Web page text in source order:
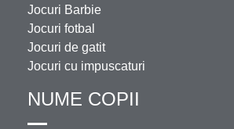
Jocuri Barbie
Jocuri fotbal
Jocuri de gatit
Jocuri cu impuscaturi
NUME COPII